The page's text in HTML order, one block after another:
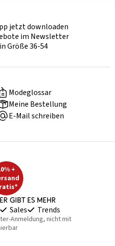
jetzt downloaden
im Newsletter
Größe 36-54
Modeglossar
Meine Bestellung
E-Mail schreiben
+
gibt es mehr
Sales Trends
Anmeldung, nicht mit